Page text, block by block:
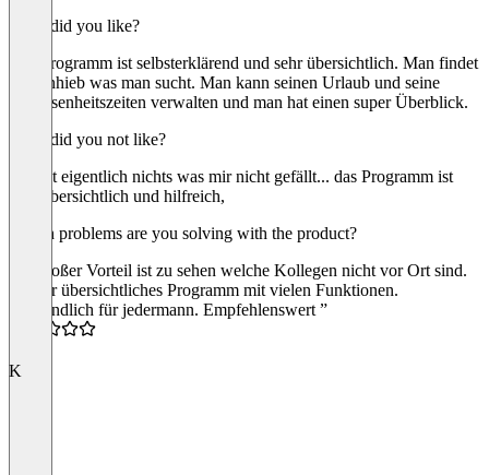
What did you like?
Das Programm ist selbsterklärend und sehr übersichtlich. Man findet
auf Anhieb was man sucht. Man kann seinen Urlaub und seine
Abwesenheitszeiten verwalten und man hat einen super Überblick.
What did you not like?
Es gibt eigentlich nichts was mir nicht gefällt... das Programm ist
sehr übersichtlich und hilfreich,
Which problems are you solving with the product?
Ein großer Vorteil ist zu sehen welche Kollegen nicht vor Ort sind.
“Super übersichtliches Programm mit vielen Funktionen.
Verständlich für jedermann. Empfehlenswert ”
K